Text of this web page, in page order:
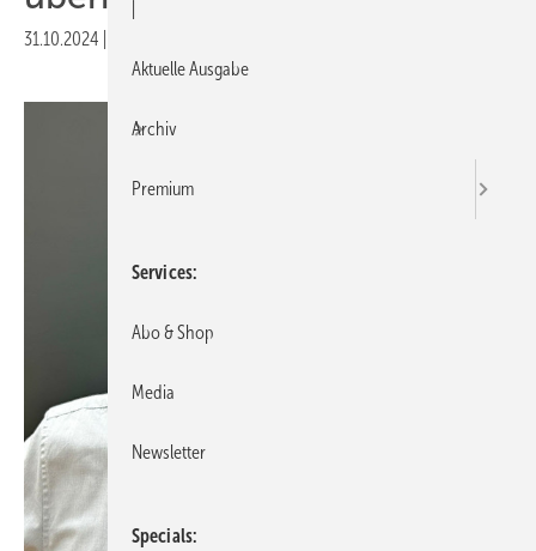
31.10.2024
Aktuelle Ausgabe
Archiv
Premium
Services
Abo & Shop
Media
Newsletter
Specials